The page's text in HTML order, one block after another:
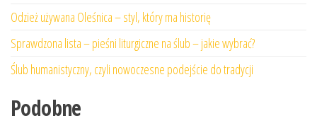
Odzież używana Oleśnica – styl, który ma historię
Sprawdzona lista – pieśni liturgiczne na ślub – jakie wybrać?
Ślub humanistyczny, czyli nowoczesne podejście do tradycji
Podobne